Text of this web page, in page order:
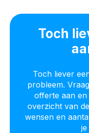
Toch
Toch liever
probleem.
offerte aan en
overzicht van
wensen en